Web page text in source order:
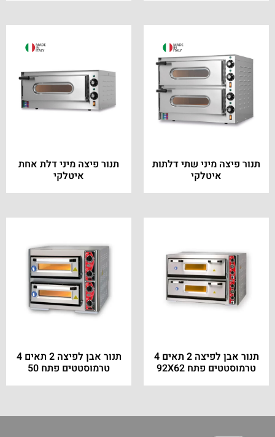
תנור פיצה מיני שתי דלתות
איטלקי
תנור פיצה מיני דלת אחת
איטלקי
תנור אבן לפיצה 2 תאים 4
טרמוסטטים פתח 92X62
תנור אבן לפיצה 2 תאים 4
טרמוסטטים פתח 50